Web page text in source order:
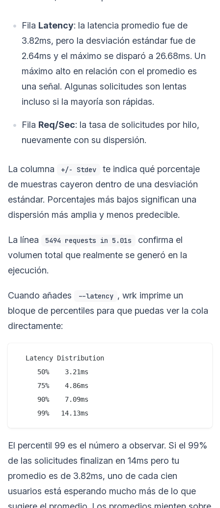
Fila Latency: la latencia promedio fue de
3.82ms, pero la desviación estándar fue de
2.64ms y el máximo se disparó a 26.68ms. Un
máximo alto en relación con el promedio es
una señal. Algunas solicitudes son lentas
incluso si la mayoría son rápidas.
Fila Req/Sec: la tasa de solicitudes por hilo,
nuevamente con su dispersión.
La columna +/- Stdev
te indica qué porcentaje
de muestras cayeron dentro de una desviación
estándar. Porcentajes más bajos significan una
dispersión más amplia y menos predecible.
La línea 5494 requests in 5.01s
confirma el
volumen total que realmente se generó en la
ejecución.
Cuando añades --latency , wrk imprime un
bloque de percentiles para que puedas ver la cola
directamente:
  Latency Distribution
     50%    3.21ms
     75%    4.86ms
     90%    7.09ms
El percentil 99 es el número a observar. Si el 99%
de las solicitudes finalizan en 14ms pero tu
promedio es de 3.82ms, uno de cada cien
usuarios está esperando mucho más de lo que